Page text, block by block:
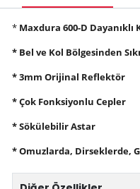
* Maxdura 600-D Dayanıklı
* Bel ve Kol Bölgesinden
* 3mm Orijinal Reflektör
* Çok Fonksiyonlu Cepler
* Sökülebilir Astar
* Omuzlarda, Dirseklerde,